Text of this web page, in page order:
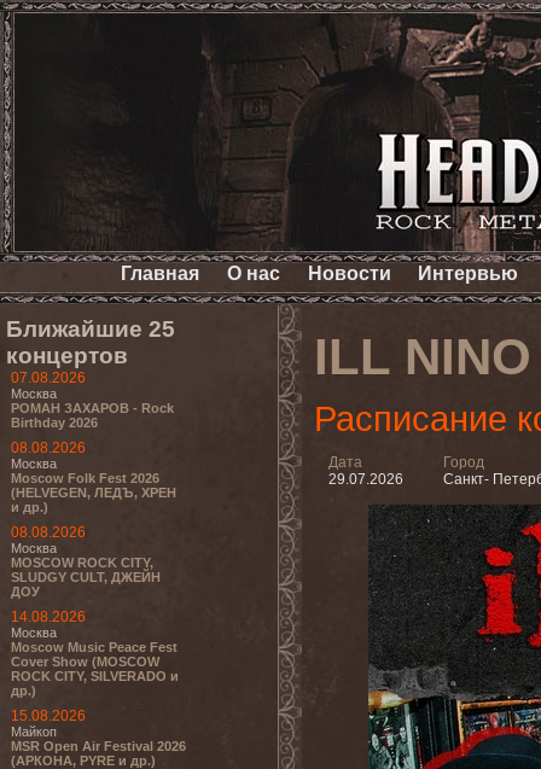
Главная О нас Новости Интервью
Ближайшие 25
концертов
07.08.2026
Москва
РОМАН ЗАХАРОВ - Rock
Birthday 2026
08.08.2026
Москва
Moscow Folk Fest 2026
(HELVEGEN, ЛЕДЪ, ХРЕН
и др.)
08.08.2026
Москва
MOSCOW ROCK CITY,
SLUDGY CULT, ДЖЕЙН
ДОУ
14.08.2026
Москва
Moscow Music Peace Fest
Cover Show (MOSCOW
ROCK CITY, SILVERADO и
др.)
15.08.2026
Майкоп
MSR Open Air Festival 2026
(АРКОНА, PYRE и др.)
ILL NINO
Расписание
Дата
29.07.2026
Город
Санкт-